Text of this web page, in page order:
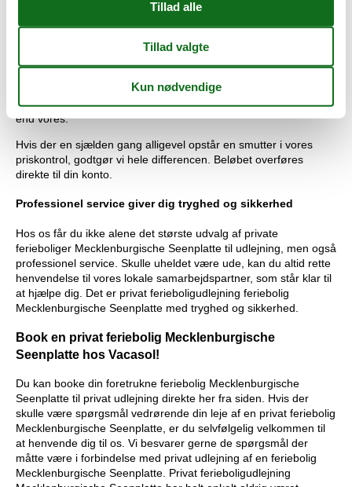
Når du har udvalgt den private feriebolig Mecklenburgische
Seenplatte til udlejning, som skal udgøre rammen om jeres
ferie, kan du så let som ingenting leje den over nettet. Du vil
kort og godt at vi står inde for, at der ikke er én eneste af vores
konkurrenter, som udlejer din foretrukne feriebolig
Mecklenburgische Seenplatte privat til en pris, som er lavere
end vores.
Hvis der en sjælden gang alligevel opstår en smutter i vores
priskontrol, godtgør vi hele differencen. Beløbet overføres
direkte til din konto.
Professionel service giver dig tryghed og sikkerhed
Hos os får du ikke alene det største udvalg af private
ferieboliger Mecklenburgische Seenplatte til udlejning, men også
professionel service. Skulle uheldet være ude, kan du altid rette
henvendelse til vores lokale samarbejdspartner, som står klar til
at hjælpe dig. Det er privat ferieboligudlejning feriebolig
Mecklenburgische Seenplatte med tryghed og sikkerhed.
Book en privat feriebolig Mecklenburgische
Seenplatte hos Vacasol!
Du kan booke din foretrukne feriebolig Mecklenburgische
Seenplatte til privat udlejning direkte her fra siden. Hvis der
skulle være spørgsmål vedrørende din leje af en privat feriebolig
Mecklenburgische Seenplatte, er du selvfølgelig velkommen til
at henvende dig til os. Vi besvarer gerne de spørgsmål der
måtte være i forbindelse med privat udlejning af en feriebolig
Mecklenburgische Seenplatte. Privat ferieboligudlejning